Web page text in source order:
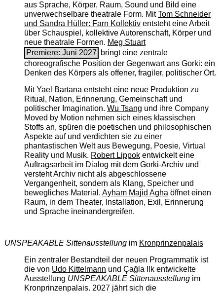
aus Sprache, Körper, Raum, Sound und Bild eine
unverwechselbare theatrale Form. MitTom Schneider
und Sandra Hüller: Farn Kollektiventsteht eine Arbeit
über Schauspiel, kollektive Autorenschaft, Körper und
neue theatrale Formen. Meg Stuart
Premiere: Juni 2027
bringt eine zentrale
choreografische Position der Gegenwart ans Gorki: ein
Denken des Körpers als offener, fragiler, politischer Ort.
MitYael Bartanaentsteht eine neue Produktion zu
Ritual, Nation, Erinnerung, Gemeinschaft und
politischer Imagination. Wu Tsang und ihre Company
Moved by Motion nehmen sich eines klassischen
Stoffs an, spüren die poetischen und philosophischen
Aspekte auf und verdichten sie zu einer
phantastischen Welt aus Bewegung, Poesie, Virtual
Reality und Musik. Robert Lippokentwickelt eine
Auftragsarbeit im Dialog mit dem Gorki-Archiv und
versteht Archiv nicht als abgeschlossene
Vergangenheit, sondern als Klang, Speicher und
bewegliches Material. Ayham Majid Aghaöffnet einen
Raum, in dem Theater, Installation, Exil, Erinnerung
und Sprache ineinandergreifen.
UNSPEAKABLE Sittenausstellungim Kronprinzenpalais
Ein zentraler Bestandteil der neuen Programmatik ist
die von Udo Kittelmann und Çağla Ilk entwickelte
Ausstellung UNSPEAKABLE Sittenausstellungim
Kronprinzenpalais. 2027 jährt sich die